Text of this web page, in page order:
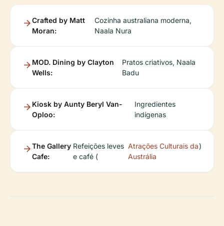
Crafted by Matt
Moran:
Cozinha australiana moderna,
Naala Nura
MOD. Dining by Clayton
Wells:
Pratos criativos, Naala
Badu
Kiosk by Aunty Beryl Van-
Oploo:
Ingredientes
indígenas
The Gallery
Cafe:
Refeições leves
e café (
Atrações Culturais da
Austrália
)